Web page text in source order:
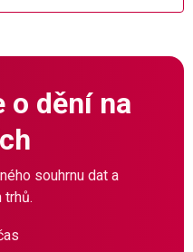
o dění na
souhrnu dat a
trhů.